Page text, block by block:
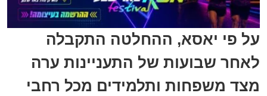
על פי יאסא, ההחלטה התקבלה
לאחר שבועות של התעניינות ערה
מצד משפחות ותלמידים מכל רחבי